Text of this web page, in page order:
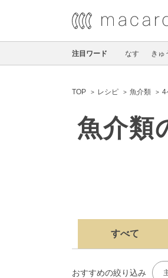
注目ワード なす きゅ
TOP レシピ 魚介類 4
魚介類
すべて
おすすめの絞り込み